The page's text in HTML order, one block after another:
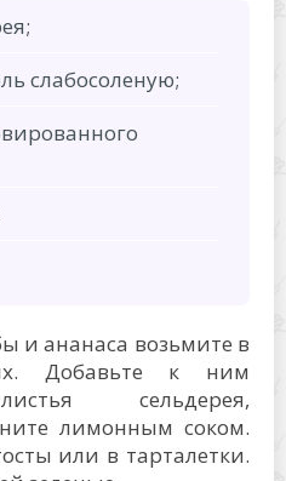
слабосоленую;
и ананаса возьмите в
Добавьте к ним
сельдерея,
лимонным соком.
или в тарталетки.